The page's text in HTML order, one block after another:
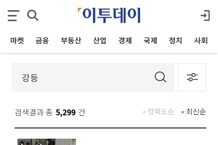
마켓 금융 부동산 산업 경제 국제 정치 사회
검색결과 총 5,299 건 최신순
정확도순